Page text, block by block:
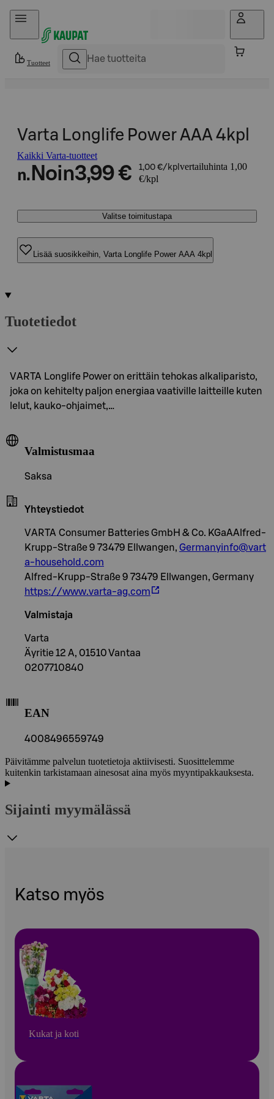
Hyppää sisältöön
Tuotteet
Varta Longlife Power AAA 4kpl
Kaikki Varta-tuotteet
n. Noin3,99 € 1,00 €/kpl vertailuhinta 1,00
€/kpl
Valitse toimitustapa
Lisää suosikkeihin, Varta Longlife Power AAA 4kpl
Tuotetiedot
VARTA Longlife Power on erittäin tehokas alkaliparisto,
joka on kehitelty paljon energiaa vaativille laitteille kuten
lelut, kauko-ohjaimet,…
Valmistusmaa
Saksa
Yhteystiedot
VARTA Consumer Batteries GmbH & Co. KGaAAlfred-
Krupp-Straße 9 73479 Ellwangen, Germanyinfo@vart
a-household.com
Alfred-Krupp-Straße 9 73479 Ellwangen, Germany
https://www.varta-ag.com
Valmistaja
Varta
Äyritie 12 A, 01510 Vantaa
0207710840
EAN
4008496559749
Päivitämme palvelun tuotetietoja aktiivisesti. Suosittelemme
kuitenkin tarkistamaan ainesosat aina myös myyntipakkauksesta.
Sijainti myymälässä
Katso myös
Kukat ja koti